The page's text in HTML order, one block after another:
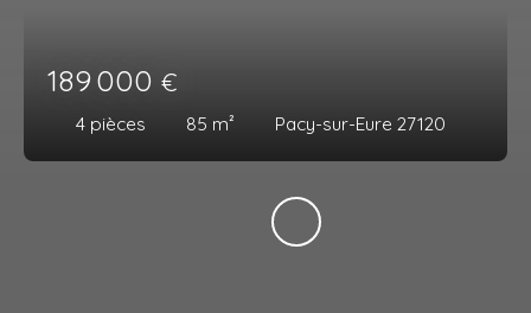
189 000 €
4 pièces 85 m² Pacy-sur-Eure 27120